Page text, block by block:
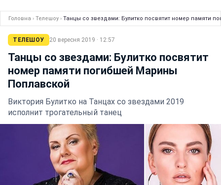
Головна › Телешоу › Танцы со звездами: Булитко посвятит номер памяти
ТЕЛЕШОУ 20 вересня 2019 · 12:57
Танцы со звездами: Булитко посвятит
номер памяти погибшей Марины
Поплавской
Виктория Булитко на Танцах со звездами 2019
исполнит трогательный танец